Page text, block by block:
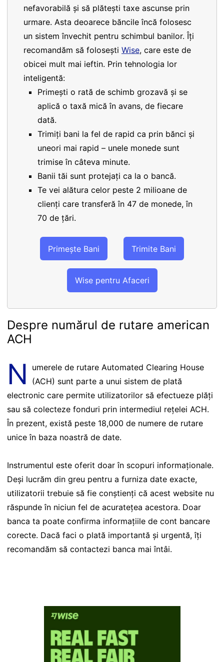
nefavorabilă și să plătești taxe ascunse prin
urmare. Asta deoarece băncile încă folosesc
un sistem învechit pentru schimbul banilor. Îți
recomandăm să folosești Wise, care este de
obicei mult mai ieftin. Prin tehnologia lor
inteligentă:
Primești o rată de schimb grozavă și se
aplică o taxă mică în avans, de fiecare
dată.
Trimiți bani la fel de rapid ca prin bănci și
uneori mai rapid – unele monede sunt
trimise în câteva minute.
Banii tăi sunt protejați ca la o bancă.
Te vei alătura celor peste 2 milioane de
clienți care transferă în 47 de monede, în
70 de țări.
Primește Bani Trimite Bani
Wise pentru Afaceri
Despre numărul de rutare american
ACH
N
umerele de rutare Automated Clearing House
(ACH) sunt parte a unui sistem de plată
electronic care permite utilizatorilor să efectueze plăți
sau să colecteze fonduri prin intermediul rețelei ACH.
În prezent, există peste 18,000 de numere de rutare
unice în baza noastră de date.
Instrumentul este oferit doar în scopuri informaționale.
Deși lucrăm din greu pentru a furniza date exacte,
utilizatorii trebuie să fie conștienți că acest website nu
răspunde în niciun fel de acuratețea acestora. Doar
banca ta poate confirma informațiile de cont bancare
corecte. Dacă faci o plată importantă și urgentă, îți
recomandăm să contactezi banca mai întâi.